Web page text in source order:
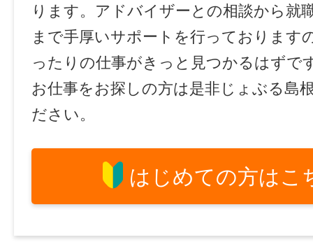
ります。アドバイザーとの相談から就
まで手厚いサポートを行っております
ったりの仕事がきっと見つかるはずで
お仕事をお探しの方は是非じょぶる島
ださい。
はじめての方はこ